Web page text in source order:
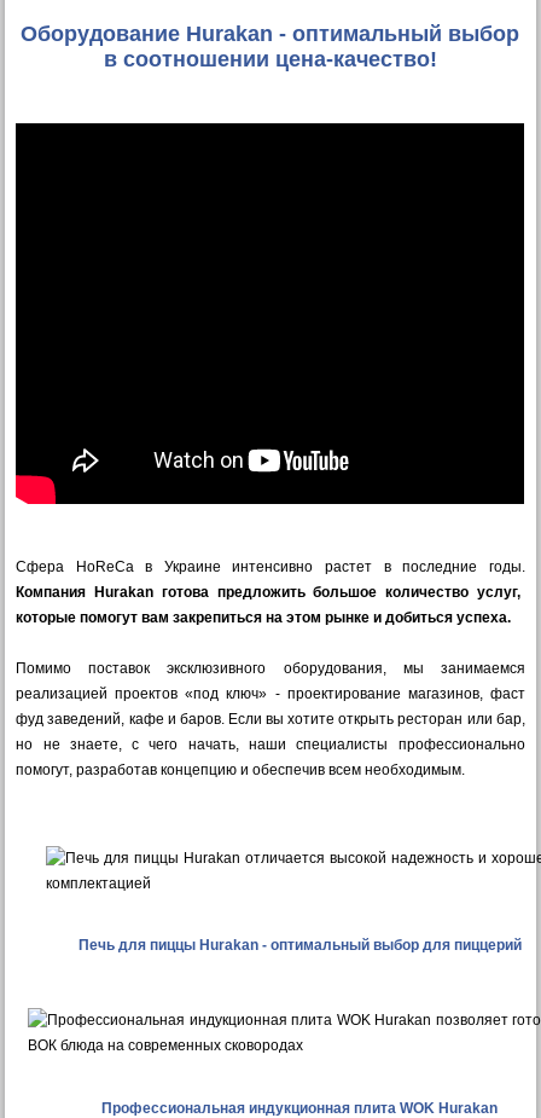
Оборудование Hurakan - оптимальный выбор
в соотношении цена-качество!
Сфера HoReCa в Украине интенсивно растет в последние годы.
Компания Hurakan готова предложить большое количество услуг,
которые помогут вам закрепиться на этом рынке и добиться успеха.
Помимо поставок эксклюзивного оборудования, мы занимаемся
реализацией проектов «под ключ» - проектирование магазинов, фаст
фуд заведений, кафе и баров. Если вы хотите открыть ресторан или бар,
но не знаете, с чего начать, наши специалисты профессионально
помогут, разработав концепцию и обеспечив всем необходимым.
Печь для пиццы Hurakan - оптимальный выбор для пиццерий
Профессиональная индукционная плита WOK Hurakan